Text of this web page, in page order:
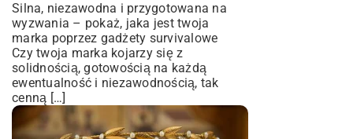
Silna, niezawodna i przygotowana na
wyzwania – pokaż, jaka jest twoja
marka poprzez gadżety survivalowe
Czy twoja marka kojarzy się z
solidnością, gotowością na każdą
ewentualność i niezawodnością, tak
cenną […]